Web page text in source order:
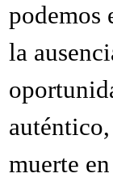
podemos
la
muerte